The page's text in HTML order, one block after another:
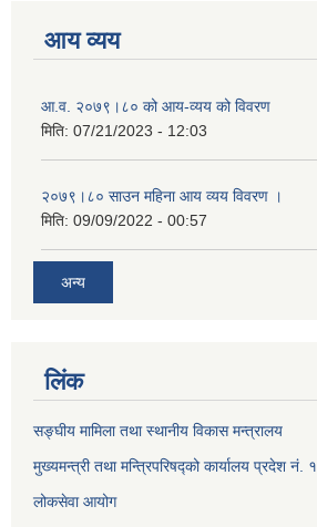
आय व्यय
आ.व. २०७९।८० को आय-व्यय को विवरण
मिति: 07/21/2023 - 12:03
२०७९।८० साउन महिना आय व्यय विवरण ।
मिति: 09/09/2022 - 00:57
अन्य
लिंक
सङ्घीय मामिला तथा स्थानीय विकास मन्त्रालय
मुख्यमन्त्री तथा मन्त्रिपरिषद्को कार्यालय प्रदेश नं. १
लोकसेवा आयोग ​​​​